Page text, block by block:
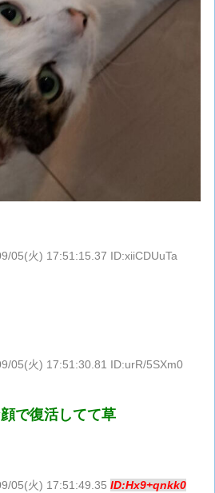
05(火) 17:51:15.37 ID:xiiCDUuTa
05(火) 17:51:30.81 ID:urR/5SXm0
で復活してて草
05(火) 17:51:49.35 ID:Hx9+qnkk0